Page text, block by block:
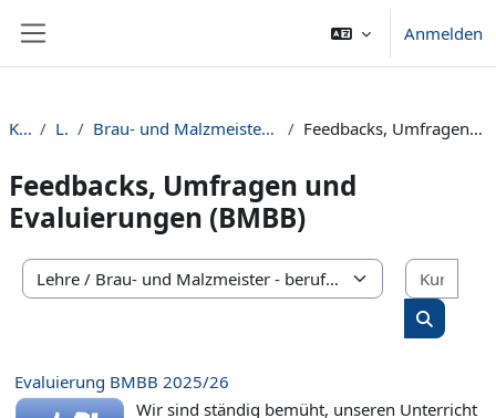
Anmelden
Kurse Lehre Brau- und Malzmeister - berufsbegleitend (BMBB) Feedbacks, Umfragen und Evaluierungen (BMBB)
Feedbacks, Umfragen und
Evaluierungen (BMBB)
Kursbereiche
Kurse
Evaluierung BMBB 2025/26
Wir sind ständig bemüht, unseren Unterricht